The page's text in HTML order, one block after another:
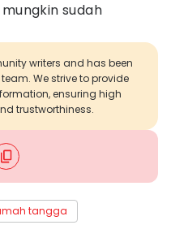
sudah
writers and has been
We strive to provide
ensuring high
trustworthiness.
tangga